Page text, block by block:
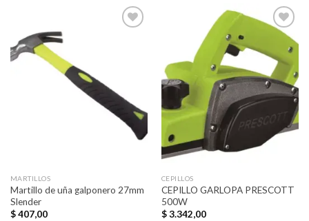
deseos
MARTILLOS
Martillo de uña galponero 27mm
Slender
$407,00
Añadir
a la
lista de
deseos
CEPILLOS
CEPILLO GARLOPA PRESCOTT
500W
$3.342,00